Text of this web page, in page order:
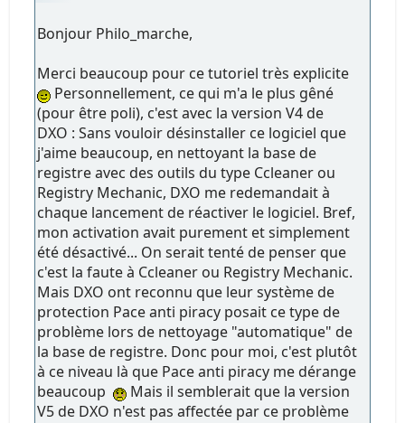
Bonjour Philo_marche,
Merci beaucoup pour ce tutoriel très explicite
Personnellement, ce qui m'a le plus gêné
(pour être poli), c'est avec la version V4 de
DXO : Sans vouloir désinstaller ce logiciel que
j'aime beaucoup, en nettoyant la base de
registre avec des outils du type Ccleaner ou
Registry Mechanic, DXO me redemandait à
chaque lancement de réactiver le logiciel. Bref,
mon activation avait purement et simplement
été désactivé... On serait tenté de penser que
c'est la faute à Ccleaner ou Registry Mechanic.
Mais DXO ont reconnu que leur système de
protection Pace anti piracy posait ce type de
problème lors de nettoyage "automatique" de
la base de registre. Donc pour moi, c'est plutôt
à ce niveau là que Pace anti piracy me dérange
beaucoup
Mais il semblerait que la version
V5 de DXO n'est pas affectée par ce problème